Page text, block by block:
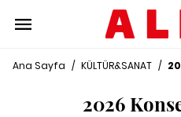
Ana Sayfa / KÜLTÜR&SANAT /
2026